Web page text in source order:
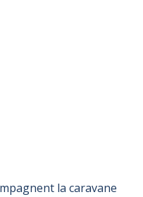
la caravane